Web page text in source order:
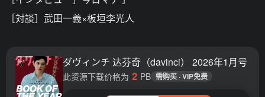
［対談］武田一義×板垣李光人
ダヴィンチ 达芬奇（davinci） 2026年1月号
此资源下载价格为 2 PB 需购买 · VIP免费